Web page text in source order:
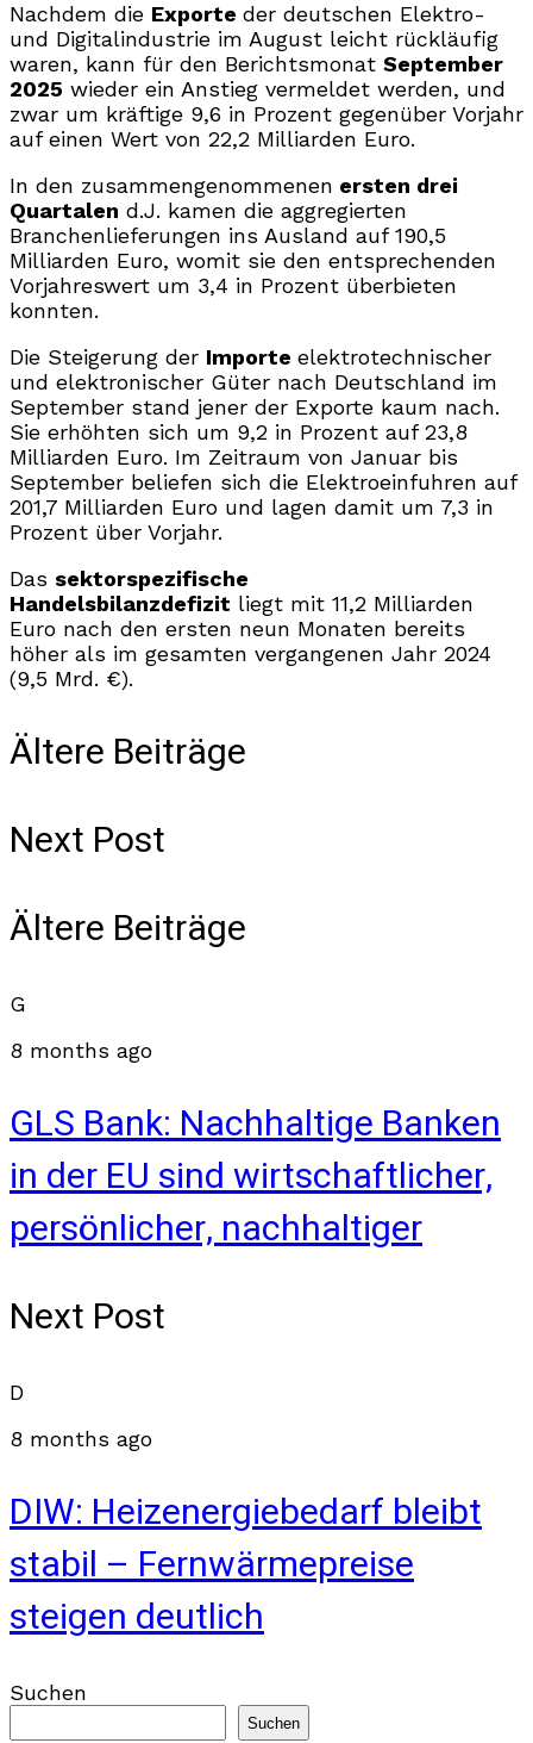
Nachdem die Exporte der deutschen Elektro-
und Digitalindustrie im August leicht rückläufig
waren, kann für den Berichtsmonat September
2025 wieder ein Anstieg vermeldet werden, und
zwar um kräftige 9,6 in Prozent gegenüber Vorjahr
auf einen Wert von 22,2 Milliarden Euro.
In den zusammengenommenen ersten drei
Quartalen d.J. kamen die aggregierten
Branchenlieferungen ins Ausland auf 190,5
Milliarden Euro, womit sie den entsprechenden
Vorjahreswert um 3,4 in Prozent überbieten
konnten.
Die Steigerung der Importe elektrotechnischer
und elektronischer Güter nach Deutschland im
September stand jener der Exporte kaum nach.
Sie erhöhten sich um 9,2 in Prozent auf 23,8
Milliarden Euro. Im Zeitraum von Januar bis
September beliefen sich die Elektroeinfuhren auf
201,7 Milliarden Euro und lagen damit um 7,3 in
Prozent über Vorjahr.
Das sektorspezifische
Handelsbilanzdefizit liegt mit 11,2 Milliarden
Euro nach den ersten neun Monaten bereits
höher als im gesamten vergangenen Jahr 2024
(9,5 Mrd. €).
Ältere Beiträge
Next Post
Ältere Beiträge
G
8 months ago
GLS Bank: Nachhaltige Banken
in der EU sind wirtschaftlicher,
persönlicher, nachhaltiger
Next Post
D
8 months ago
DIW: Heizenergiebedarf bleibt
stabil – Fernwärmepreise
steigen deutlich
Suchen
Suchen